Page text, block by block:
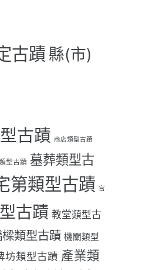
古蹟縣(市)
古蹟 商店類型古蹟
型古蹟 墓葬類型古
第類型古蹟 官
古蹟 教堂類型古
類型古蹟 機關類型
坊類型古蹟 產業類